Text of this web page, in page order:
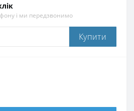
і ми передзвонимо
Купити